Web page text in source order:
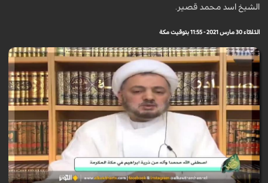
الشيخ اسد محمد قصير.
الثلاثاء 30 مارس 2021 - 11:55 بتوقيت مكة